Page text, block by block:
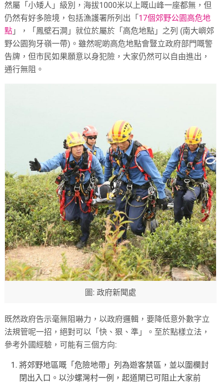
然屬「小矮人」級別，海拔1000米以上嘅山峰一座都無，但
仍然有好多險境，包括漁護署所列出「 17個郊野公園高危地
點 」，「鳳壁石澗」就位於屬於「高危地點」之列 (南大嶼郊
野公園狗牙嶺一帶)。雖然呢啲高危地點會豎立政府部門嘅警
告牌，但市民如果願意以身犯險，大家仍然可以自由進出，
通行無阻。
圖: 政府新聞處
既然政府告示毫無阻嚇力，以政府邏輯，要降低意外數字立
法規管呢一招，絕對可以「快、狠、準」。至於點樣立法，
參考外國經驗，可能有三個方向:
將郊野地區嘅「危險地帶」列為遊客禁區，並以圍欄封
閉出入口。以沙螺灣村一例，起道閘已可阻止大家前